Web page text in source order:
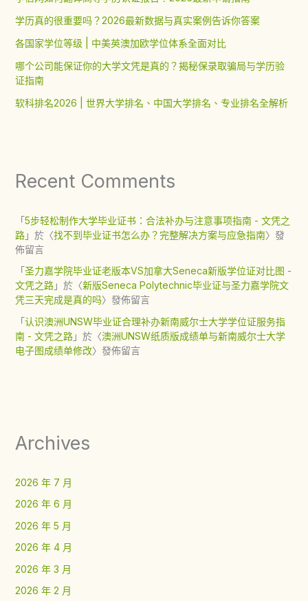
学历真的很重要吗？2026最新数据与真实案例告诉你答案
各国家学位等级 | 中美英澳加欧学位体系全面对比
哪个公司能保证你的大学文凭是真的？揭秘保录取骗局与学历验
证指南
软科排名2026 | 世界大学排名、中国大学排名、专业排名全解析
Recent Comments
「5步轻松制作大学毕业证书：合法补办与注意事项指南 - 文凭之
路」於〈找不到毕业证书怎么办？完整解决方案与应急指南〉發
佈留言
「圣力嘉学院毕业证老版本VS加拿大Seneca新版学位证对比图 -
文凭之路」於〈新版Seneca Polytechnic毕业证与圣力嘉学院文
凭三天完成是真的吗〉發佈留言
「认识澳洲UNSW毕业证合理补办新南威尔士大学学位证服务指
南 - 文凭之路」於〈澳洲UNSW纸质版成绩单与新南威尔士大学
电子图成绩单修改〉發佈留言
Archives
2026 年 7 月
2026 年 6 月
2026 年 5 月
2026 年 4 月
2026 年 3 月
2026 年 2 月